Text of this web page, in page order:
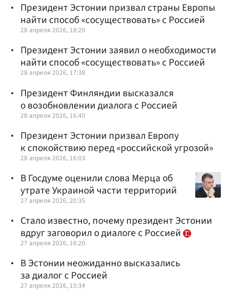
Президент Эстонии призвал страны Европы
найти способ «сосуществовать» с Россией
28 апреля 2026, 18:20
Президент Эстонии заявил о необходимости
найти способ «сосуществовать» с Россией
28 апреля 2026, 17:38
Президент Финляндии высказался
о возобновлении диалога с Россией
28 апреля 2026, 16:40
Президент Эстонии призвал Европу
к спокойствию перед «российской угрозой»
28 апреля 2026, 16:03
В Госдуме оценили слова Мерца об
утрате Украиной части территорий
27 апреля 2026, 20:35
Стало известно, почему президент Эстонии
вдруг заговорил о диалоге с Россией
27 апреля 2026, 16:20
В Эстонии неожиданно высказались
за диалог с Россией
27 апреля 2026, 15:34